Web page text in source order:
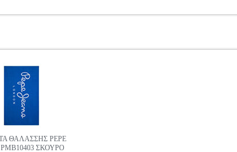
ΘΑΛΑΣΣΗΣ PEPE
PMB10403 ΣΚΟΥΡΟ